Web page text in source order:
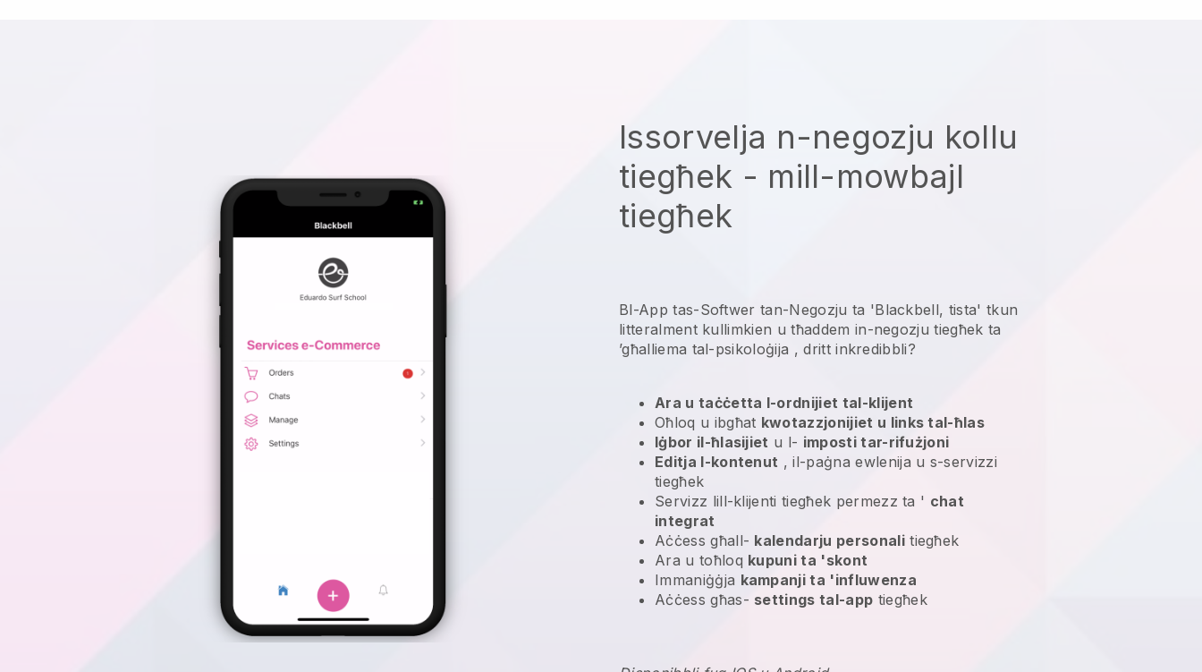
Issorvelja n-negozju kollu
tiegħek - mill-mowbajl
tiegħek
Bl-App tas-Softwer tan-Negozju ta 'Blackbell, tista' tkun
litteralment kullimkien utħaddem in-negozju tiegħek ta
’għalliema tal-psikoloġija , dritt inkredibbli?
Ara u taċċetta l-ordnijiet tal-klijent
Oħloq u ibgħat kwotazzjonijiet u links tal-ħlas
Iġbor il-ħlasijiet u l- imposti tar-rifużjoni
Editja l-kontenut , il-paġna ewlenija u s-servizzi
tiegħek
Servizz lill-klijenti tiegħek permezz ta ' chat
integrat
Aċċess għall- kalendarju personalitiegħek
Ara u toħloq kupuni ta 'skont
Immaniġġja kampanji ta 'influwenza
Aċċess għas- settings tal-app tiegħek